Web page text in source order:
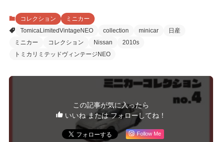
コレクション
ミニカー
TomicaLimitedVintageNEO
collection minicar
日産
ミニカー
コレクション Nissan
2010s
トミカリミテッドヴィンテージNEO
この記事が気に入ったら
いいね または フォローしてね！
Follow Me